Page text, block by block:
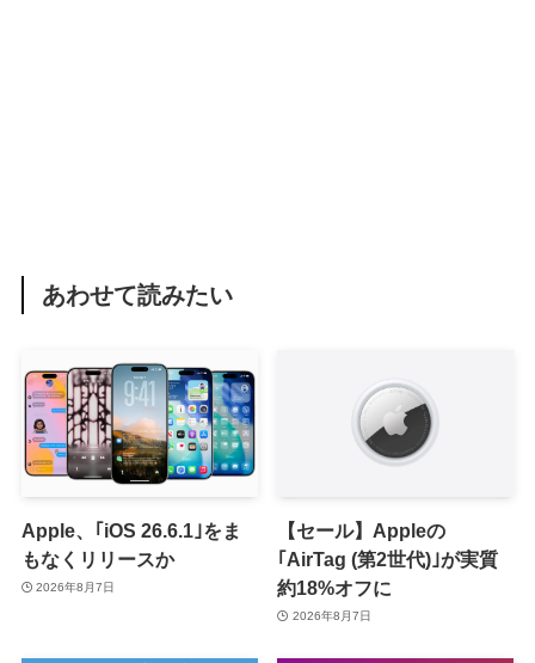
あわせて読みたい
Apple、｢iOS 26.6.1｣をま
もなくリリースか
2026年8月7日
【セール】Appleの
｢AirTag (第2世代)｣が実質
約18%オフに
2026年8月7日